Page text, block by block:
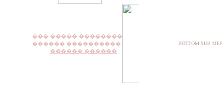
��� ����� ��������
������ ����������
������ ������
BOTTOM SUB